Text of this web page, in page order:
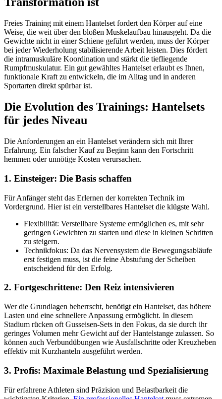
Freies Training mit einem Hantelset fordert den Körper auf eine
Weise, die weit über den bloßen Muskelaufbau hinausgeht. Da die
Gewichte nicht in einer Schiene geführt werden, muss der Körper
bei jeder Wiederholung stabilisierende Arbeit leisten. Dies fördert
die intramuskuläre Koordination und stärkt die tiefliegende
Rumpfmuskulatur. Ein gut gewähltes Hantelset erlaubt es Ihnen,
funktionale Kraft zu entwickeln, die im Alltag und in anderen
Sportarten direkt spürbar ist.
Die Evolution des Trainings: Hantelsets
für jedes Niveau
Die Anforderungen an ein Hantelset verändern sich mit Ihrer
Erfahrung. Ein falscher Kauf zu Beginn kann den Fortschritt
hemmen oder unnötige Kosten verursachen.
1. Einsteiger: Die Basis schaffen
Für Anfänger steht das Erlernen der korrekten Technik im
Vordergrund. Hier ist ein verstellbares Hantelset die klügste Wahl.
Flexibilität: Verstellbare Systeme ermöglichen es, mit sehr
geringen Gewichten zu starten und diese in kleinen Schritten
zu steigern.
Technikfokus: Da das Nervensystem die Bewegungsabläufe
erst festigen muss, ist die feine Abstufung der Scheiben
entscheidend für den Erfolg.
2. Fortgeschrittene: Den Reiz intensivieren
Wer die Grundlagen beherrscht, benötigt ein Hantelset, das höhere
Lasten und eine schnellere Anpassung ermöglicht. In diesem
Stadium rücken oft Gusseisen-Sets in den Fokus, da sie durch ihr
geringes Volumen mehr Gewicht auf der Hantelstange zulassen. So
können auch Verbundübungen wie Ausfallschritte oder Kreuzheben
effektiv mit Kurzhanteln ausgeführt werden.
3. Profis: Maximale Belastung und Spezialisierung
Für erfahrene Athleten sind Präzision und Belastbarkeit die